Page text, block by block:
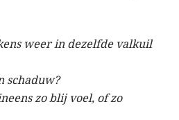
weer in dezelfde valkuil
schaduw?
zo blij voel, of zo